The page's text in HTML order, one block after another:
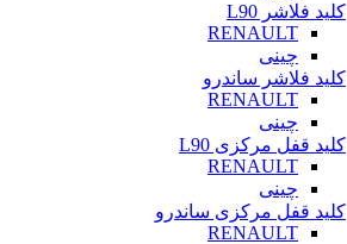
کلید فلاشر L90
RENAULT
چینی
کلید فلاشر ساندرو
RENAULT
چینی
کلید قفل مرکزی L90
RENAULT
چینی
کلید قفل مرکزی ساندرو
RENAULT